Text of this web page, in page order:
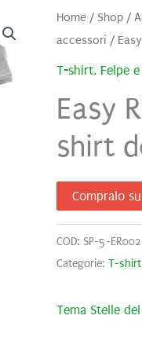
Home/ Shop/
accessori /
T-shirt, Felpe
Easy
shirt
Compralo
COD: SP-5-
Categorie: T-
Tema Stelle